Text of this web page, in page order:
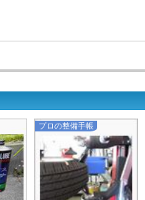
プロの整備手帳